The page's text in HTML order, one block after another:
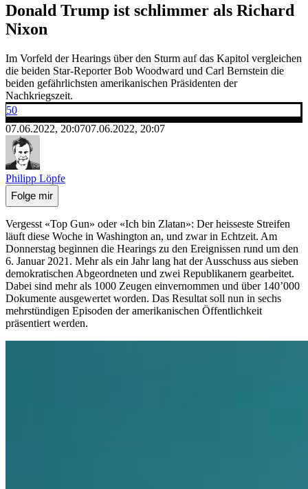
Donald Trump ist schlimmer als Richard
Nixon
Im Vorfeld der Hearings über den Sturm auf das Kapitol vergleichen
die beiden Star-Reporter Bob Woodward und Carl Bernstein die
beiden gefährlichsten amerikanischen Präsidenten der
Nachkriegszeit.
50
07.06.2022, 20:0707.06.2022, 20:07
Philipp Löpfe
Folge mir
Vergesst «Top Gun» oder «Ich bin Zlatan»: Der heisseste Streifen
läuft diese Woche in Washington an, und zwar in Echtzeit. Am
Donnerstag beginnen die Hearings zu den Ereignissen rund um den
6. Januar 2021. Mehr als ein Jahr lang hat der Ausschuss aus sieben
demokratischen Abgeordneten und zwei Republikanern gearbeitet.
Dabei sind mehr als 1000 Zeugen einvernommen und über 140’000
Dokumente ausgewertet worden. Das Resultat soll nun in sechs
mehrstündigen Episoden der amerikanischen Öffentlichkeit
präsentiert werden.